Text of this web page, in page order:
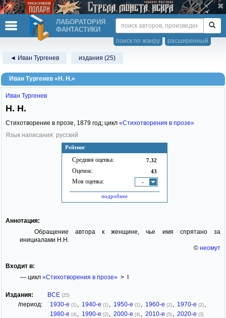
ЛАБОРАТОРИЯ
ФАНТАСТИКИ
расширенный
поиск по жанру
◄ Иван Тургенев издания (25)
Иван Тургенев «Н. Н.»
Рейтинг
Средняя оценка: 7.32
Оценок: 43
Моя оценка: -
подробнее
Иван Тургенев
Н. Н.
Стихотворение в прозе, 1879 год; цикл «Стихотворения в прозе»
Язык написания: русский
Аннотация:
Обращение автора к женщине, чье имя спрятано за
инициалами Н.Н.
© неомут
Входит в:
— цикл «Стихотворения в прозе»> I
Издания: ВСЕ (25)
/период: 1930-е (1) 1940-е (1) 1950-е (1) 1960-е (2) 1970-е (2)
1980-е (4) 1990-е (2) 2000-е (4) 2010-е (5) 2020-е (3)